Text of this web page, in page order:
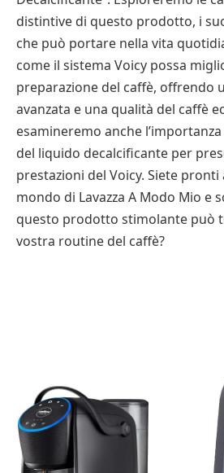
distintive di questo prodotto, i
che può portare nella vita
come il sistema Voicy possa
preparazione del caffè, offrendo
avanzata e una qualità del caffè
esamineremo anche
del liquido decalcificante per
prestazioni del Voicy. Siete
mondo di Lavazza A Modo Mio e
questo prodotto stimolante può
vostra routine del caffè?